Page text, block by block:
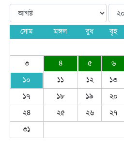
সোম মঙ্গল বুধ বৃহ
৩
৪ ৫ ৬
১০
১১ ১২ ১৩
১৭
১৮ ১৯ ২০
২৪
২৫ ২৬ ২৭
৩১